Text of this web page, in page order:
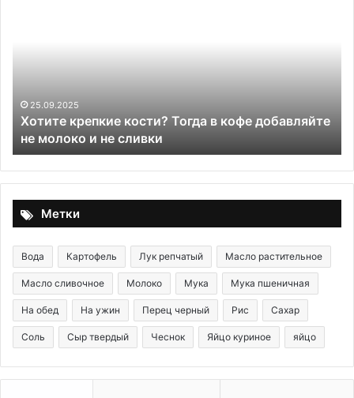
крепкие кости? Тогда в кофе добавляйте
и не сливки
30.11.2025
Метки
Вода Картофель Лук репчатый Масло растительное
Масло сливочное Молоко Мука Мука пшеничная
На обед На ужин Перец черный Рис Сахар
Соль Сыр твердый Чеснок Яйцо куриное яйцо